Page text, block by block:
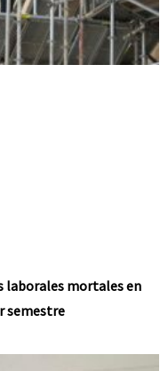
laborales mortales en
semestre